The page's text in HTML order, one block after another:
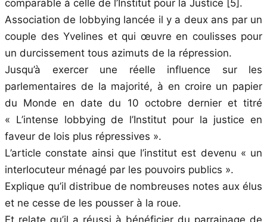
comparable à celle de l’Institut pour la Justice [5].
Association de lobbying lancée il y a deux ans par un
couple des Yvelines et qui œuvre en coulisses pour
un durcissement tous azimuts de la répression.
Jusqu’à exercer une réelle influence sur les
parlementaires de la majorité, à en croire un papier
du Monde en date du 10 octobre dernier et titré
« L’intense lobbying de l’Institut pour la justice en
faveur de lois plus répressives ».
L’article constate ainsi que l’institut est devenu « un
interlocuteur ménagé par les pouvoirs publics ».
Explique qu’il distribue de nombreuses notes aux élus
et ne cesse de les pousser à la roue.
Et relate qu’il a réussi à bénéficier du parrainage de